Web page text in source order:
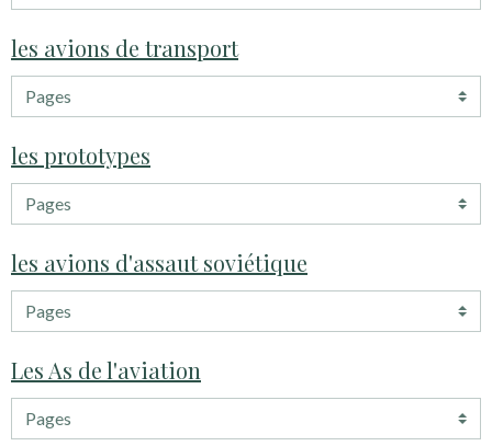
les avions de transport
les prototypes
les avions d'assaut soviétique
Les As de l'aviation